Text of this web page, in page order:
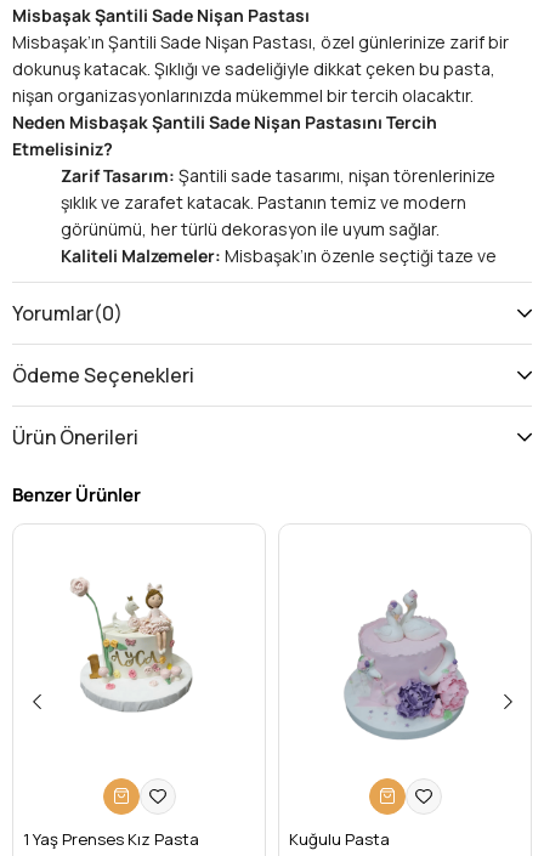
Misbaşak Şantili Sade Nişan Pastası
Misbaşak’ın Şantili Sade Nişan Pastası, özel günlerinize zarif bir
dokunuş katacak. Şıklığı ve sadeliğiyle dikkat çeken bu pasta,
nişan organizasyonlarınızda mükemmel bir tercih olacaktır.
Neden Misbaşak Şantili Sade Nişan Pastasını Tercih
Etmelisiniz?
Zarif Tasarım: Şantili sade tasarımı, nişan törenlerinize
şıklık ve zarafet katacak. Pastanın temiz ve modern
görünümü, her türlü dekorasyon ile uyum sağlar.
Kaliteli Malzemeler: Misbaşak’ın özenle seçtiği taze ve
kaliteli malzemelerle hazırlanan bu pasta, hem görsel
hem de lezzet açısından beklentilerinizi karşılar.
yapabilirsiniz. Nişan gününüzü daha anlamlı kılacak
Her Tarza Uygun:
dekorasyonuna uygun bir seçimdir.
Misbaşak’ın Şantili Sade Nişan Pastası ile özel günlerinizi
Resim baskıları karton üzerine yapılmaktadır, şeker
hamuru üzerine yapılmasının talep edilmesi halinde
ekstra ücret yansıtılmaktadır.
Özel pasta mumları ücrete dahil olmayıp talep edilmesi
iklimlendirme koşullarında gönderilmektedir.
Mesafeli Satış Sözleşmesi'nin 6.2-b ve 6.2-h maddeleri
gereğince bu ürün iade edilebilecek ürünler kapsamına
Yorumlar(0)
Ödeme Seçenekleri
Ürün Önerileri
Benzer Ürünler
1 Yaş Prenses Kız Pasta Kuğulu Pasta